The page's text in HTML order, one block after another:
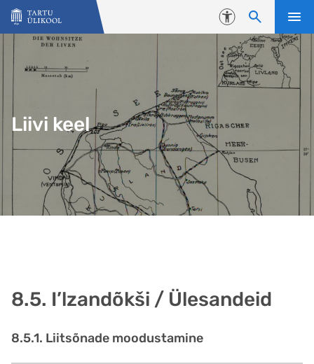
Liigu edasi põhisisu juurde
Juurdepääsetavus
Liivi keel
8.5. I’lzandõkši / Ülesandeid
8.5.1. Liitsõnade moodustamine